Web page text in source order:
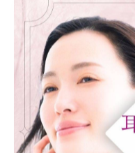
< 前のページ